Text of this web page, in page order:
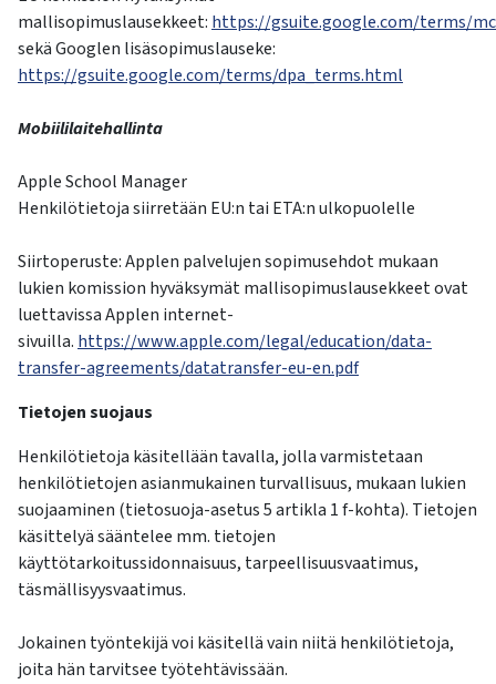
mallisopimuslausekkeet: https://gsuite.google.com/terms/
sekä Googlen lisäsopimuslauseke:
https://gsuite.google.com/terms/dpa_terms.html
Mobiililaitehallinta
Apple School Manager
Henkilötietoja siirretään EU:n tai ETA:n ulkopuolelle
Siirtoperuste: Applen palvelujen sopimusehdot mukaan
lukien komission hyväksymät mallisopimuslausekkeet ovat
luettavissa Applen internet-
sivuilla. https://www.apple.com/legal/education/data-
transfer-agreements/datatransfer-eu-en.pdf
Tietojen suojaus
Henkilötietoja käsitellään tavalla, jolla varmistetaan
henkilötietojen asianmukainen turvallisuus, mukaan lukien
suojaaminen (tietosuoja-asetus 5 artikla 1 f-kohta). Tietojen
käsittelyä sääntelee mm. tietojen
käyttötarkoitussidonnaisuus, tarpeellisuusvaatimus,
täsmällisyysvaatimus.
Jokainen työntekijä voi käsitellä vain niitä henkilötietoja,
joita hän tarvitsee työtehtävissään.